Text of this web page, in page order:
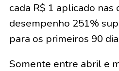
cada R$ 1 aplicado nas
desempenho 251%
para os primeiros 90
Somente entre abril e